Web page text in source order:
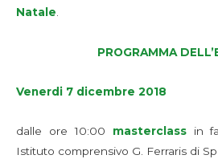
Natale.
PROGRAMMA
Venerdi 7 dicembre 2018
dalle ore 10:00 masterclassin
Istituto comprensivo G. Ferraris di